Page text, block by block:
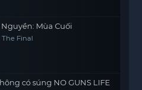
Mùa Cuối
Final
có súng NO GUNS LIFE